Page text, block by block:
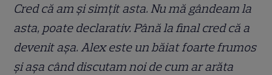
Cred că am și simțit asta. Nu mă gândeam la
asta, poate declarativ. Până la final cred că a
devenit așa. Alex este un băiat foarte frumos
și așa când discutam noi de cum ar arăta